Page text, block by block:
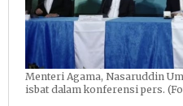
Menteri Agama, Nasaruddin
isbat dalam konferensi pers.